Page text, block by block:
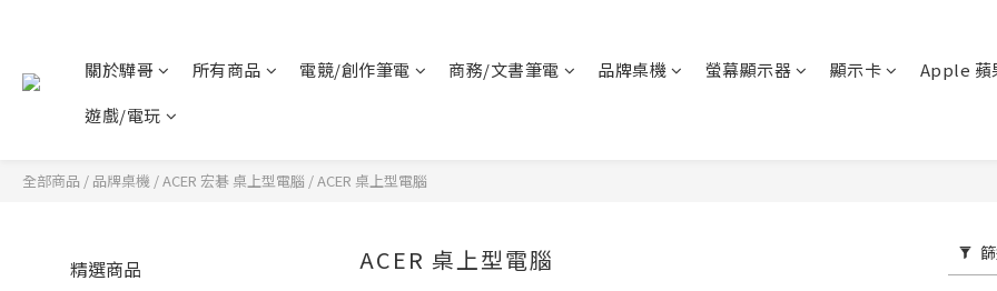
關於驊哥 所有商品 電競/創作筆電 商務/文書筆電 品牌桌機 螢幕顯示器 顯示卡 Apple 蘋
遊戲/電玩
全部商品 / 品牌桌機 /ACER 宏碁 桌上型電腦 /ACER 桌上型電腦
精選商品
ACER 桌上型電腦